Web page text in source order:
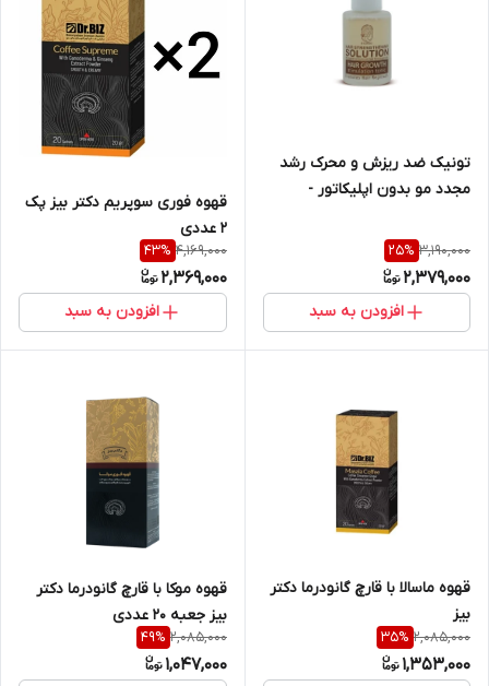
تونیک ضد ریزش و محرک رشد
مجدد مو بدون اپلیکاتور -
3,190,000
25%
2,379,000
افزودن به سبد
قهوه فوری سوپریم دکتر بیز پک
2 عددی
4,169,000
43%
2,369,000
افزودن به سبد
قهوه ماسالا با قارچ گانودرما دکتر
بیز
2,085,000
35%
1,353,000
قهوه موکا با قارچ گانودرما دکتر
بیز جعبه 20 عددی
2,085,000
49%
1,047,000